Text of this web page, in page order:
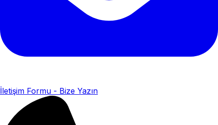
İletişim Formu - Bize Yazın